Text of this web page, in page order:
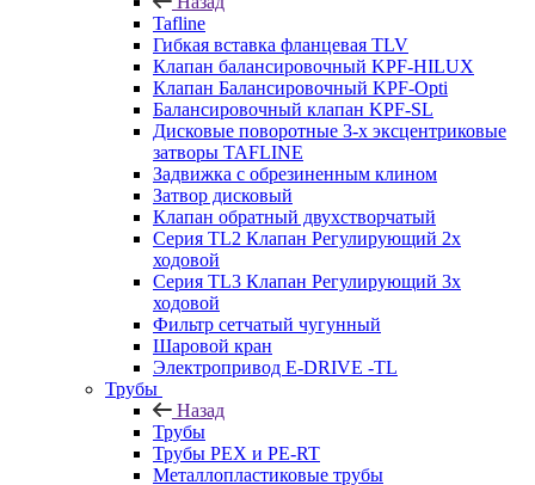
Tafline
Гибкая вставка фланцевая TLV
Клапан балансировочный KPF-HILUX
Клапан Балансировочный KPF-Opti
Балансировочный клапан KPF-SL
Дисковые поворотные 3-х эксцентриковые
затворы TAFLINE
Задвижка с обрезиненным клином
Затвор дисковый
Клапан обратный двухстворчатый
Серия TL2 Клапан Регулирующий 2х
ходовой
Серия TL3 Клапан Регулирующий 3х
ходовой
Фильтр сетчатый чугунный
Шаровой кран
Электропривод E-DRIVE -TL
Трубы
Назад
Трубы
Трубы PEX и PE-RT
Металлопластиковые трубы